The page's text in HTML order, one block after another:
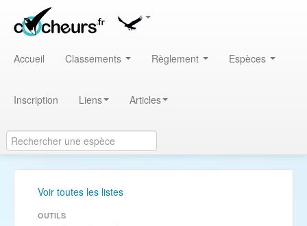
Accueil Classements Règlement Espèces
Inscription Liens Articles
Voir toutes les listes
OUTILS